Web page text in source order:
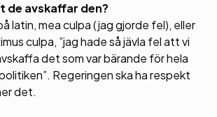
de avskaffar den?
latin, mea culpa (jag gjorde fel), eller
culpa, ”jag hade så jävla fel att vi
det som var bärande för hela
Regeringen ska ha respekt
det.